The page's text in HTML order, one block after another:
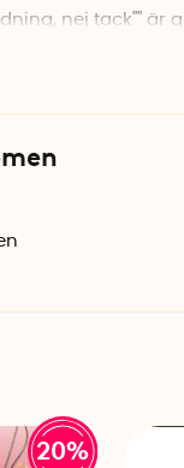
nej tack""
stål
svart text
20%